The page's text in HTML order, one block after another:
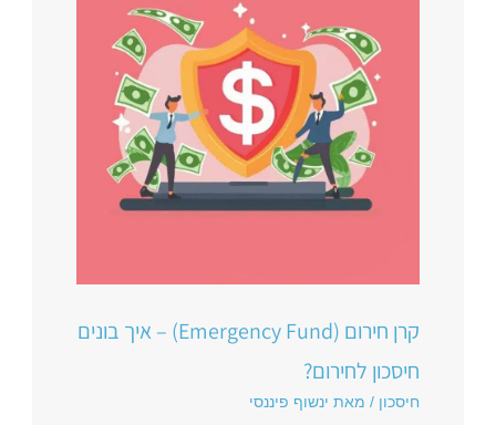
קרן חירום (Emergency Fund) – איך בונים
חיסכון לחירום?
חיסכון / מאת ינשוף פיננסי